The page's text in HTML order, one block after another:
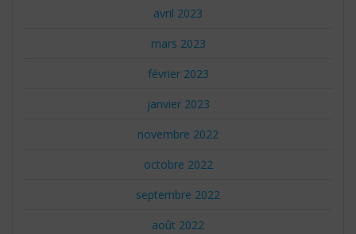
avril 2023
mars 2023
février 2023
janvier 2023
novembre 2022
octobre 2022
septembre 2022
août 2022